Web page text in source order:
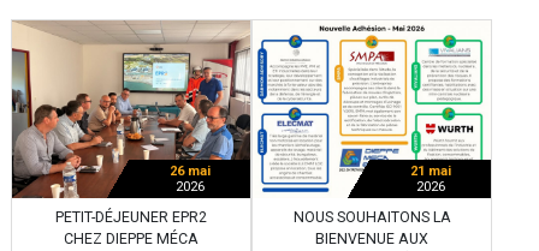
26 mai
2026
PETIT-DÉJEUNER EPR2
CHEZ DIEPPE MÉCA
21 mai
2026
NOUS SOUHAITONS LA
BIENVENUE AUX